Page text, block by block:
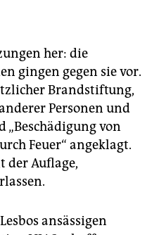
her: die
gingen gegen sie vor.
Brandstiftung,
Personen und
„Beschädigung von
Feuer“ angeklagt.
der Auflage,
ansässigen